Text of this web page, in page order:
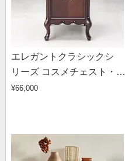
エレガントクラシックシ
リーズ コスメチェスト・ミ
ニチェスト 幅40cm高さ
¥66,000